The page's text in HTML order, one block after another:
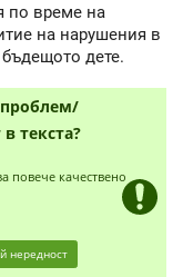
по време на
на нарушения в
дете.
текста?
повече качествено
нередност